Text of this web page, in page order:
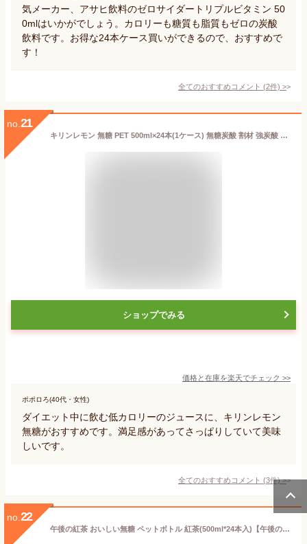
気メーカー、アサヒ飲料のゼロサイダートリプルビタミン 50
0mlはいかがでしょう。カロリーも糖質も脂質もゼロの炭酸
飲料です。お得な24本ケース買いができるので、おすすめで
す！
全てのおすすめコメント (2件) >
no. 21
キリンレモン 無糖 PET 500ml×24本(1ケース) 無糖炭酸 割材 強炭酸 お取り寄せ
ショップでみる
価格と在庫を楽天でチェック >>
ポポロろ(40代・女性)
ダイエット中に飲む低カロリーのジュースに、キリンレモン
無糖がおすすめです。満足感があってさっぱりしていて美味
しいです。
全てのおすすめコメント (3件)>
no. 22
午後の紅茶 おいしい無糖 ペットボトル 紅茶(500ml*24本入)【午後の紅茶】[お茶]